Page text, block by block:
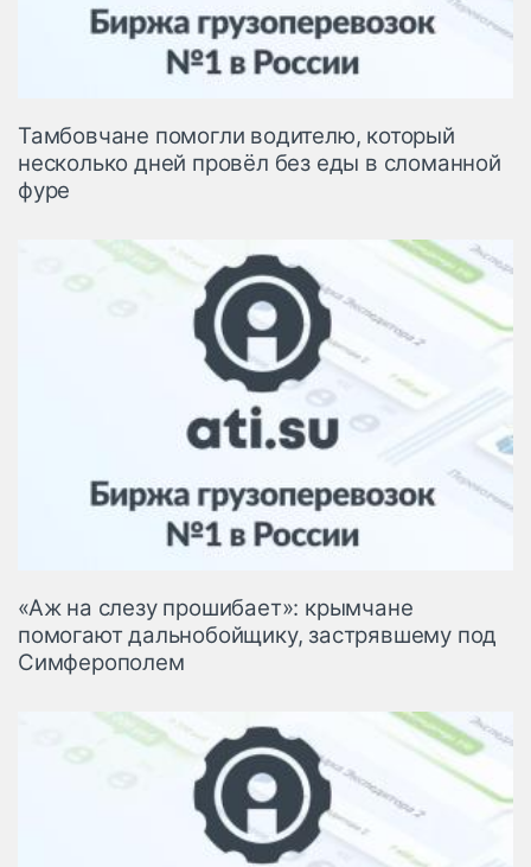
Тамбовчане помогли водителю, который
несколько дней провёл без еды в сломанной
фуре
«Аж на слезу прошибает»: крымчане
помогают дальнобойщику, застрявшему под
Симферополем